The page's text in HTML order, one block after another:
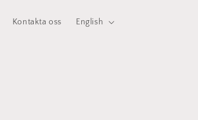
Kontakta oss English
r
å